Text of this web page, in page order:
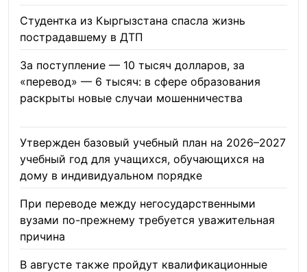
Студентка из Кыргызстана спасла жизнь
пострадавшему в ДТП
За поступление — 10 тысяч долларов, за
«перевод» — 6 тысяч: в сфере образования
раскрыты новые случаи мошенничества
Утвержден базовый учебный план на 2026–2027
учебный год для учащихся, обучающихся на
дому в индивидуальном порядке
При переводе между негосударственными
вузами по-прежнему требуется уважительная
причина
В августе также пройдут квалификационные